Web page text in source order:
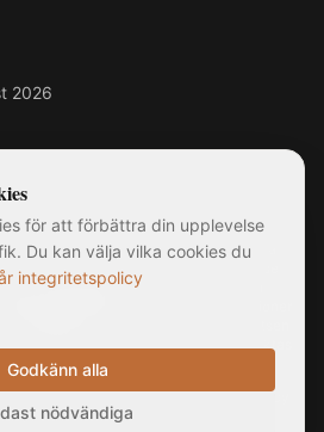
2026
och företagsnamn som visas på denna
ägare. MittNyaHus.se är en oberoende
koppling till, samarbete med eller
produkter. Informationen på webbplatsen
tillgängliga källor och ska inte betraktas
som rådgivning.
rättigheter förbehållna|Integritetspolicy
för att förbättra din upplevelse
Du kan välja vilka cookies du
integritetspolicy
Godkänn alla
nödvändiga